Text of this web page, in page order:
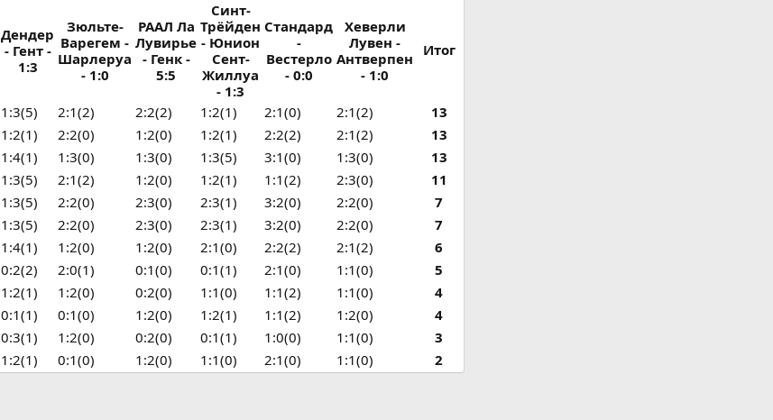
Дендер
- Гент -
1:3
Зюльте-
Варегем -
Шарлеруа
- 1:0
РААЛ Ла
Лувирье
- Генк -
5:5
Синт-
Трёйден
- Юнион
Сент-
Жиллуа
- 1:3
Стандард
-
Вестерло
- 0:0
Хеверли
Лувен -
Антверпен
- 1:0
Итог
1:3(5) 2:1(2) 2:2(2) 1:2(1) 2:1(0) 2:1(2)
13
1:2(1) 2:2(0) 1:2(0) 1:2(1) 2:2(2) 2:1(2)
13
1:4(1) 1:3(0) 1:3(0) 1:3(5) 3:1(0) 1:3(0)
13
1:3(5) 2:1(2) 1:2(0) 1:2(1) 1:1(2) 2:3(0)
11
1:3(5) 2:2(0) 2:3(0) 2:3(1) 3:2(0) 2:2(0)
7
1:3(5) 2:2(0) 2:3(0) 2:3(1) 3:2(0) 2:2(0)
7
1:4(1) 1:2(0) 1:2(0) 2:1(0) 2:2(2) 2:1(2)
6
0:2(2) 2:0(1) 0:1(0) 0:1(1) 2:1(0) 1:1(0)
5
1:2(1) 1:2(0) 0:2(0) 1:1(0) 1:1(2) 1:1(0)
4
0:1(1) 0:1(0) 1:2(0) 1:2(1) 1:1(2) 1:2(0)
4
0:3(1) 1:2(0) 0:2(0) 0:1(1) 1:0(0) 1:1(0)
3
1:2(1) 0:1(0) 1:2(0) 1:1(0) 2:1(0) 1:1(0) 2